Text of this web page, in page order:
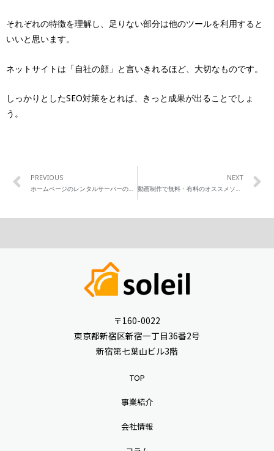
それぞれの特徴を理解し、足りない部分は他のツールを利用すると
いいと思います。
ネットサイトは「自社の顔」と言いきれるほど、大切なものです。
しっかりとしたSEO対策をとれば、きっと成果が出ることでしょ
う。
PREVIOUS
ホームページのレンタルサーバーの費用相場は！？どこのサーバーがいい？
NEXT
動画制作で無料・有料のオススメソフト・ツール10選！
〒160-0022
東京都新宿区新宿一丁目36番2号
新宿第七葉山ビル3階
TOP
事業紹介
会社情報